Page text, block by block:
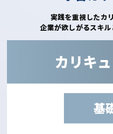
実践を重視したカ
企業が欲しがるスキル